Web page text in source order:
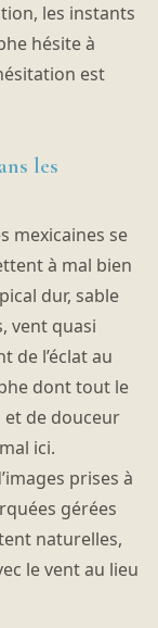
les instants
hésite à
est
les
mexicaines se
à mal bien
dur, sable
vent quasi
de l’éclat au
dont tout le
de douceur
ici.
prises à
gérées
naturelles,
le vent au lieu